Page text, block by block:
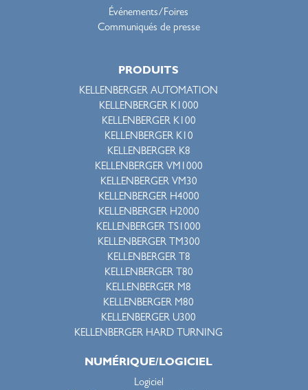
Événements/Foires
Communiqués de presse
PRODUITS
KELLENBERGER AUTOMATION
KELLENBERGER K1000
KELLENBERGER K100
KELLENBERGER K10
KELLENBERGER K8
KELLENBERGER VM1000
KELLENBERGER VM30
KELLENBERGER H4000
KELLENBERGER H2000
KELLENBERGER TS1000
KELLENBERGER TM300
KELLENBERGER T8
KELLENBERGER T80
KELLENBERGER M8
KELLENBERGER M80
KELLENBERGER U300
KELLENBERGER HARD TURNING
NUMÉRIQUE/LOGICIEL
Logiciel